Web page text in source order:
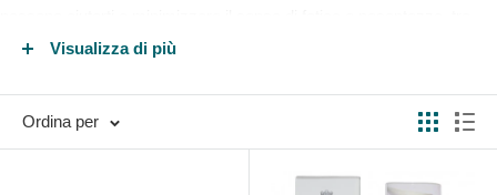
acque floreali rinfrescanti puri 100% naturali
in comodi spray
gel di aloe biologico fresco
Visualizza di più
Ordina per